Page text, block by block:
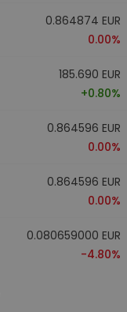
0.864874 EUR
0.00%
185.690 EUR
+0.80%
0.864596 EUR
0.00%
0.864596 EUR
0.00%
0.080659000 EUR
-4.80%